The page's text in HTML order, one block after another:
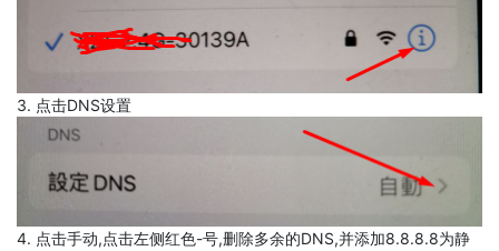
3. 点击DNS设置
4. 点击手动,点击左侧红色-号,删除多余的DNS,并添加8.8.8.8为静